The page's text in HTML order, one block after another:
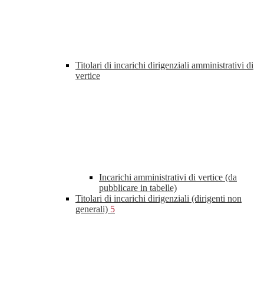
Titolari di incarichi dirigenziali amministrativi di
vertice
Incarichi amministrativi di vertice (da
pubblicare in tabelle)
Titolari di incarichi dirigenziali (dirigenti non
generali) 5